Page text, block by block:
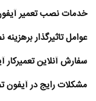
خدمات نصب تعمیر
عوامل تاثیرگذار
سفارش آنلاین
مشکلات رایج در آیفون